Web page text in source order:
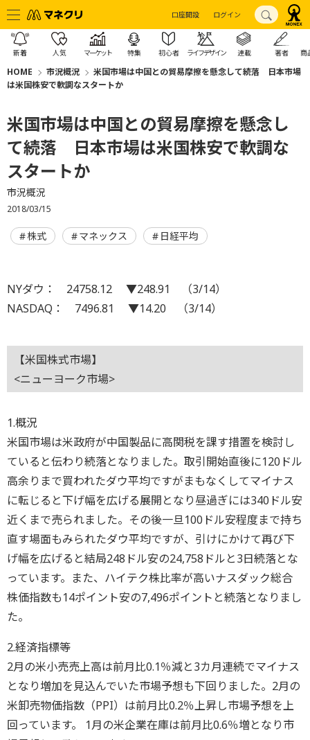
口座開設 ログイン
新着 人気 マーケット 特集 初心者 ライフデザイン 連載 著者 商
HOME 市況概況
米国市場は中国との貿易摩擦を懸念して続落 日本市場
は米国株安で軟調なスタートか
米国市場は中国との貿易摩擦を懸念し
て続落 日本市場は米国株安で軟調な
スタートか
市況概況
2018/03/15
株式 マネックス 日経平均
NYダウ： 24758.12 ▼248.91 （3/14）
NASDAQ： 7496.81 ▼14.20 （3/14）
【米国株式市場】
<ニューヨーク市場>
1.概況
米国市場は米政府が中国製品に高関税を課す措置を検討し
ていると伝わり続落となりました。取引開始直後に120ドル
高余りまで買われたダウ平均ですがまもなくしてマイナス
に転じると下げ幅を広げる展開となり昼過ぎには340ドル安
近くまで売られました。その後一旦100ドル安程度まで持ち
直す場面もみられたダウ平均ですが、引けにかけて再び下
げ幅を広げると結局248ドル安の24,758ドルと3日続落とな
っています。また、ハイテク株比率が高いナスダック総合
株価指数も14ポイント安の7,496ポイントと続落となりまし
た。
2.経済指標等
2月の米小売売上高は前月比0.1％減と3カ月連続でマイナス
となり増加を見込んでいた市場予想も下回りました。2月の
米卸売物価指数（PPI）は前月比0.2％上昇し市場予想を上
回っています。 1月の米企業在庫は前月比0.6％増となり市